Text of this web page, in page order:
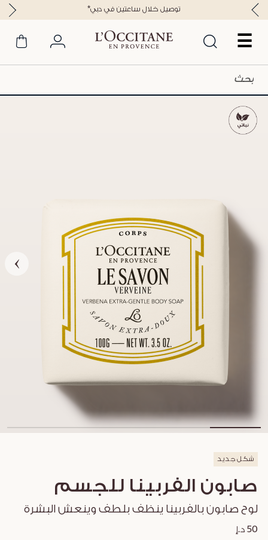
☰
*توصيل خلال ساعتين في دبي
شكل جديد
صابون الفربينا للجسم
لوح صابون بالفربينا ينظف بلطف وينعش البشرة
50 د.إ